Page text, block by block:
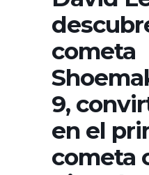
cometa
9,
en el
cometa